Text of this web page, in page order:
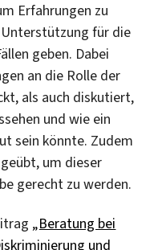
Erfahrungen zu
für die
geben. Dabei
an die Rolle der
als auch diskutiert,
und wie ein
sein könnte. Zudem
um dieser
gerecht zu werden.
„Beratung bei
und